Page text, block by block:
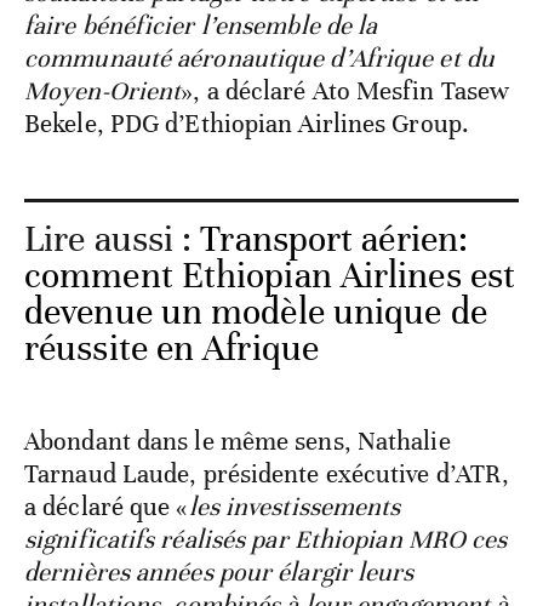
faire bénéficier l’ensemble de la
communauté aéronautique d’Afrique et du
Moyen-Orient», a déclaré Ato Mesfin Tasew
Bekele, PDG d’Ethiopian Airlines Group.
Lire aussi :Transport aérien:
comment Ethiopian Airlines est
devenue un modèle unique de
réussite en Afrique
Abondant dans le même sens, Nathalie
Tarnaud Laude, présidente exécutive d’ATR,
a déclaré que «les investissements
significatifs réalisés par Ethiopian MRO ces
dernières années pour élargir leurs